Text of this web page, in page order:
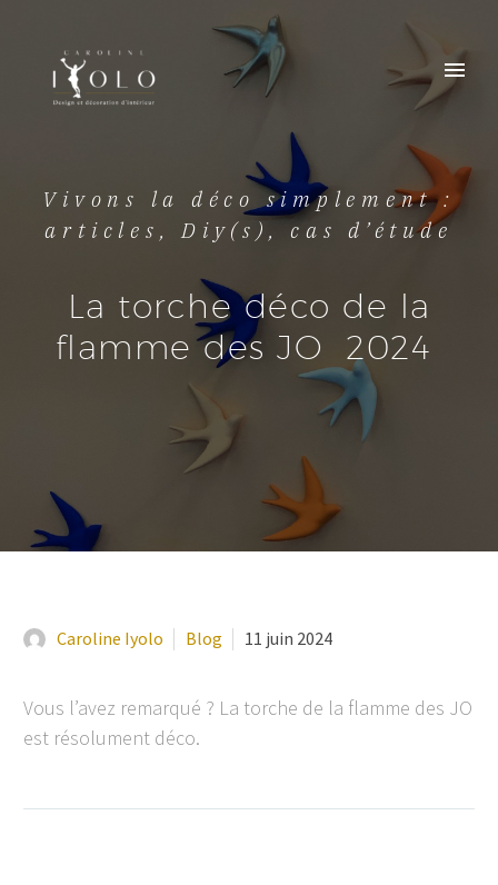
Vivons la déco simplement :
articles, Diy(s), cas d’étude
La torche déco de la
flamme des JO 2024
Caroline Iyolo Blog 11 juin 2024
Vous l’avez remarqué ? La torche de la flamme des JO
est résolument déco.